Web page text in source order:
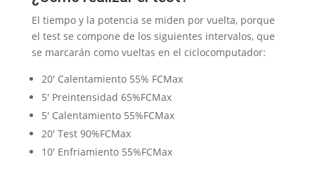
El tiempo y la potencia se miden por vuelta, porque
el test se compone de los siguientes intervalos, que
se marcarán como vueltas en el ciclocomputador:
20′ Calentamiento 55% FCMax
5′ Preintensidad 65%FCMax
5′ Calentamiento 55%FCMax
20′ Test 90%FCMax
10′ Enfriamiento 55%FCMax